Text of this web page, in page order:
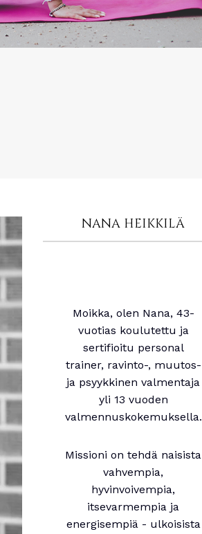
NANA HEIKKILÄ
Moikka, olen Nana, 43-
vuotias koulutettu ja
sertifioitu personal
trainer, ravinto-, muutos-
ja psyykkinen valmentaja
yli 13 vuoden
valmennuskokemuksella.
Missioni on tehdä naisista
vahvempia,
hyvinvoivempia,
itsevarmempia ja
energisempiä - ulkoisista